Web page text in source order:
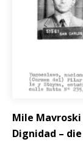
Mile
Dignidad –